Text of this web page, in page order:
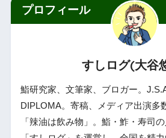
プロフィール
すしログ(大谷
鮨研究家、文筆家、ブロガー。
DIPLOMA。寄稿、メディア出演多
「辣油は飲み物」。鮨・鮓・寿司